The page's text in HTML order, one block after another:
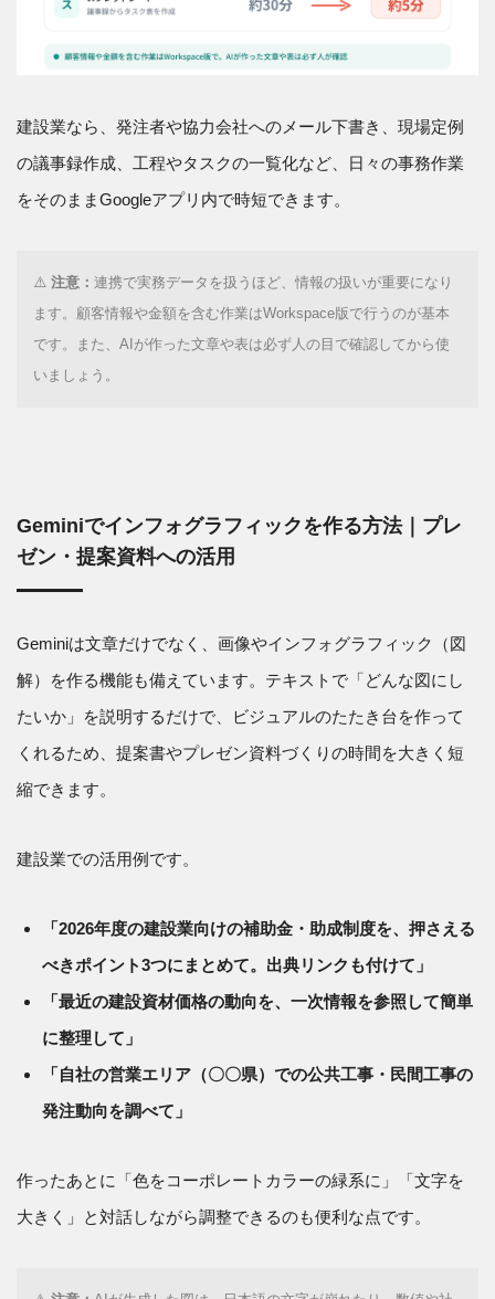
建設業なら、発注者や協力会社へのメール下書き、現場定例
の議事録作成、工程やタスクの一覧化など、日々の事務作業
をそのままGoogleアプリ内で時短できます。
⚠️ 注意： 連携で実務データを扱うほど、情報の扱いが重要になり
ます。顧客情報や金額を含む作業はWorkspace版で行うのが基本
です。また、AIが作った文章や表は必ず人の目で確認してから使
いましょう。
Geminiでインフォグラフィックを作る方法｜プレ
ゼン・提案資料への活用
Geminiは文章だけでなく、画像やインフォグラフィック（図
解）を作る機能も備えています。テキストで「どんな図にし
たいか」を説明するだけで、ビジュアルのたたき台を作って
くれるため、提案書やプレゼン資料づくりの時間を大きく短
縮できます。
建設業での活用例です。
「2026年度の建設業向けの補助金・助成制度を、押さえる
べきポイント3つにまとめて。出典リンクも付けて」
「最近の建設資材価格の動向を、一次情報を参照して簡単
に整理して」
「自社の営業エリア（〇〇県）での公共工事・民間工事の
発注動向を調べて」
作ったあとに「色をコーポレートカラーの緑系に」「文字を
大きく」と対話しながら調整できるのも便利な点です。